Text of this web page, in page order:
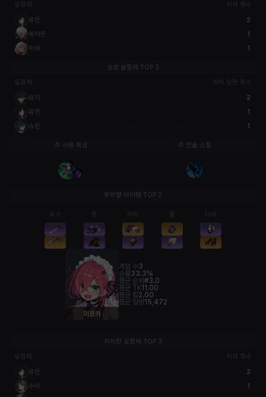
실험체
처치 횟수
유민
에이든
이바
2
1
1
상성 실험체 TOP 3
실험체
처치 당한 횟수
유키
유민
슈린
2
1
1
주 사용 특성 주 전술 스킬
부위별 아이템 TOP 2
무기 옷 머리 팔 다리
미르카
게임 수3
승률33.3%
평균 순위 #3.0
평균 TK11.00
평균 킬2.00
평균 딜량15,472
처치한 실험체 TOP 3
실험체
처치 횟수
유민
수아
2
1